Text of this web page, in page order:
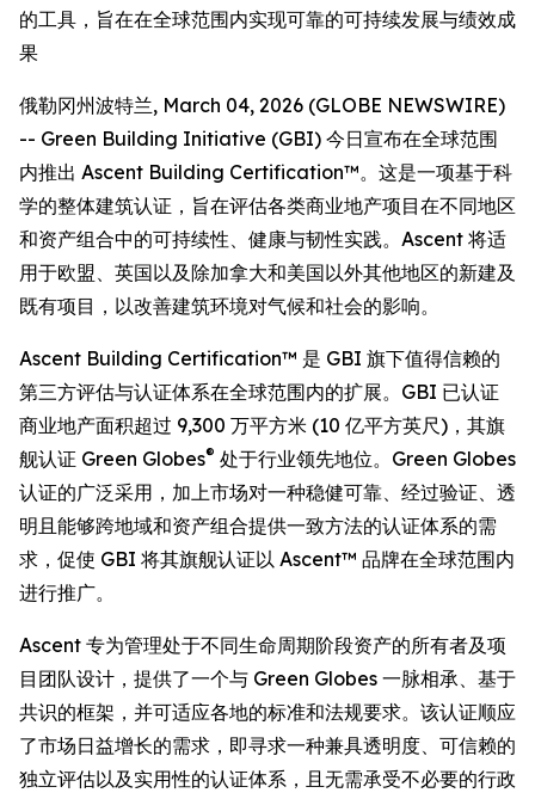
的工具，旨在在全球范围内实现可靠的可持续发展与绩效成
果
俄勒冈州波特兰, March 04, 2026 (GLOBE NEWSWIRE)
-- Green Building Initiative (GBI) 今日宣布在全球范围
内推出 Ascent Building Certification™。这是一项基于科
学的整体建筑认证，旨在评估各类商业地产项目在不同地区
和资产组合中的可持续性、健康与韧性实践。Ascent 将适
用于欧盟、英国以及除加拿大和美国以外其他地区的新建及
既有项目，以改善建筑环境对气候和社会的影响。
Ascent Building Certification™ 是 GBI 旗下值得信赖的
第三方评估与认证体系在全球范围内的扩展。GBI 已认证
商业地产面积超过 9,300 万平方米 (10 亿平方英尺)，其旗
舰认证 Green Globes® 处于行业领先地位。Green Globes
认证的广泛采用，加上市场对一种稳健可靠、经过验证、透
明且能够跨地域和资产组合提供一致方法的认证体系的需
求，促使 GBI 将其旗舰认证以 Ascent™ 品牌在全球范围内
进行推广。
Ascent 专为管理处于不同生命周期阶段资产的所有者及项
目团队设计，提供了一个与 Green Globes 一脉相承、基于
共识的框架，并可适应各地的标准和法规要求。该认证顺应
了市场日益增长的需求，即寻求一种兼具透明度、可信赖的
独立评估以及实用性的认证体系，且无需承受不必要的行政